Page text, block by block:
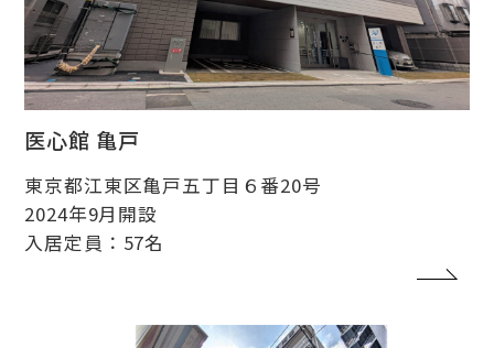
医心館 亀戸
東京都江東区亀戸五丁目６番20号
2024年9月開設
入居定員：57名